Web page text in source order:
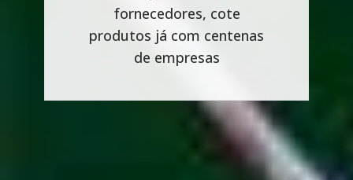
fornecedores, cote
produtos já com centenas
de empresas